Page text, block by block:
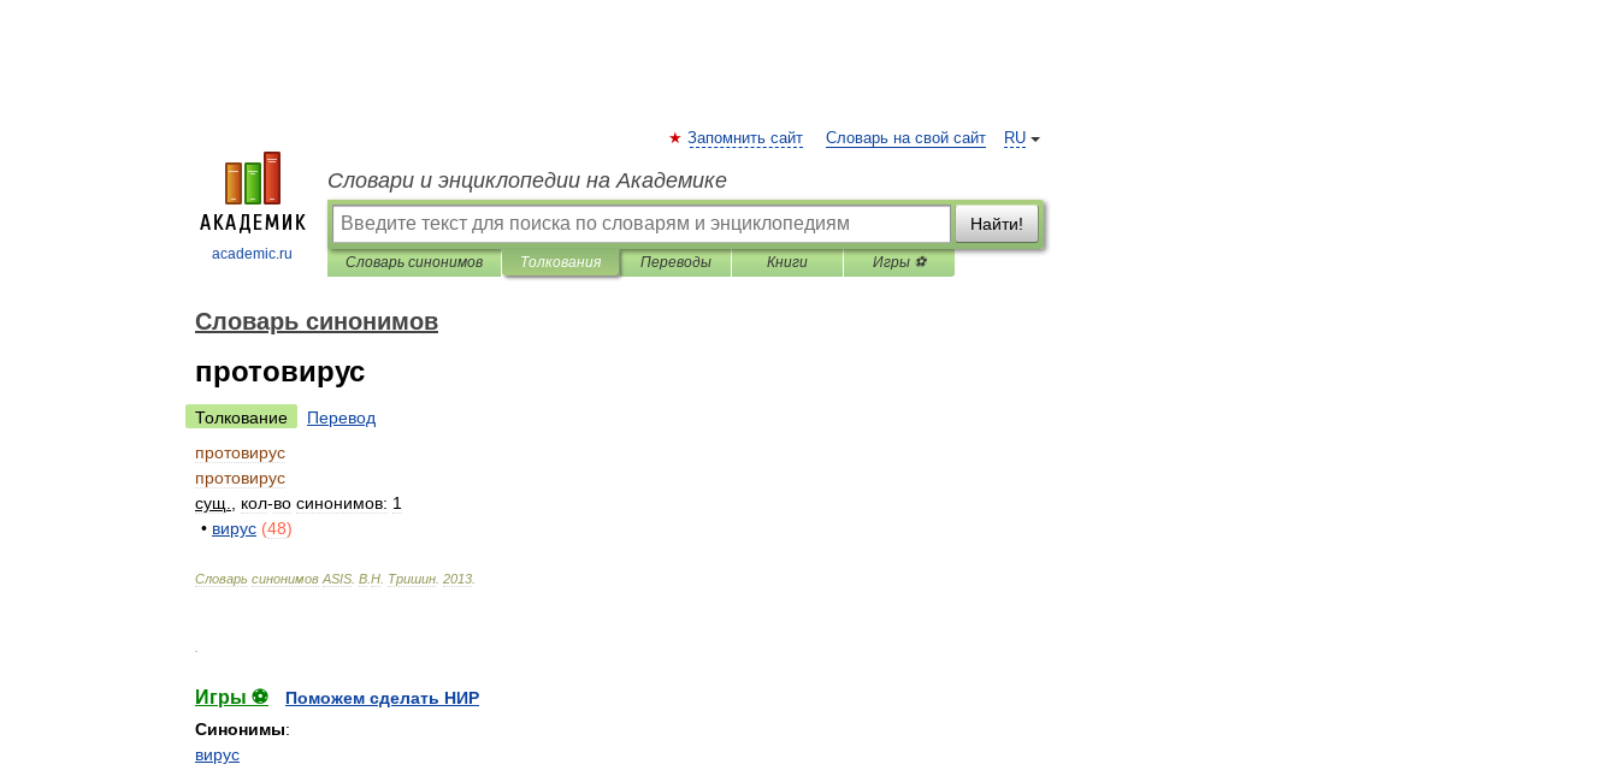
academic.ru
RU
Запомнить сайт Словарь на свой сайт
Словари и энциклопедии на Академике
Найти!
Словарь синонимов Толкования Переводы Книги Игры ⚽
Словарь синонимов
протовирус
Толкование
Перевод
протовирус
протовирус
сущ
кол-во синонимов: 1
• вирус (48)
Словарь синонимов ASIS В Н Тришин 2013
Игры ⚽
Поможем сделать НИР
Синонимы:
вирус